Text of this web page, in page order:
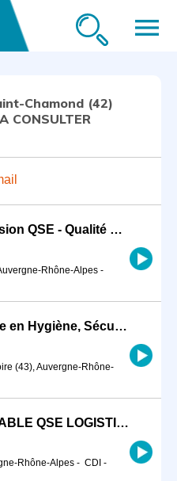
menu
Chamond (42)
CONSULTER
Chargé / Chargée de mission QSE - Qualité Sécurité Environnement (H/F)
Rhône-Alpes -
Technicien / Technicienne en Hygiène, Sécurité, Environnement ind (H/F)
(43), Auvergne-Rhône-
Ref GR QSEL RESPONSABLE QSE LOGISTIQUE ENTREPOTS (H/F)
Rhône-Alpes - CDI -